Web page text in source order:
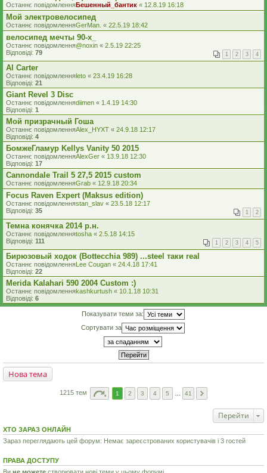
Останнє повідомленняБешенный_бантик « 12.8.19 16:18
Мой электровелосипед
Останнє повідомленняGerMan. « 22.5.19 18:42
велосипед мечты 90-х_
Останнє повідомлення@noxin « 2.5.19 22:25
Відповіді: 79 1 2 3 4
Al Carter
Останнє повідомленняleto « 23.4.19 16:28
Відповіді: 21
Giant Revel 3 Disc
Останнє повідомленняdiimen « 1.4.19 14:30
Відповіді: 1
Мой призрачный Гоша
Останнє повідомленняAlex_HYXT « 24.9.18 12:17
Відповіді: 4
БомжеГламур Kellys Vanity 50 2015
Останнє повідомленняAlexGer « 13.9.18 12:30
Відповіді: 17
Cannondale Trail 5 27,5 2015 custom
Останнє повідомленняGrab « 12.9.18 20:34
Focus Raven Expert (Maksus edition)
Останнє повідомленняstan_slav « 23.5.18 12:17
Відповіді: 35 1 2
Темна конячка 2014 р.н.
Останнє повідомленняtosha « 2.5.18 14:15
Відповіді: 111 1 2 3 4 5
Бирюзовый ходок (Bottecchia 989) ...steel таки real
Останнє повідомленняLee Cougan « 24.4.18 17:41
Відповіді: 22
Merida Kalahari 590 2004 Custom :)
Останнє повідомленняkashkurtush « 10.1.18 10:31
Відповіді: 6
Показувати теми за:
Сортувати за
Нова тема
1215 тем 1 2 3 4 5 41
Перейти
ХТО ЗАРАЗ ОНЛАЙН
Зараз переглядають цей форум: Немає зареєстрованих користувачів і 3 гостей
ПРАВА ДОСТУПУ